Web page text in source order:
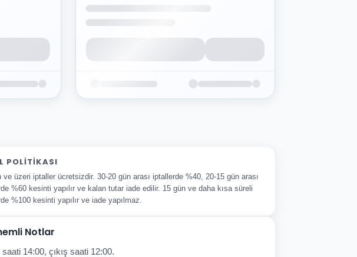
POLITIKASI
ve üzeri iptaller ücretsizdir. 30-20 gün arası iptallerde %40, 20-15 gün arası
%60 kesinti yapılır ve kalan tutar iade edilir. 15 gün ve daha kısa süreli
%100 kesinti yapılır ve iade yapılmaz.
Notlar
14:00, çıkış saati 12:00.